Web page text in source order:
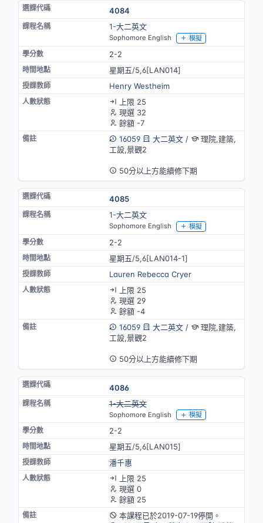
4084
1-大二英文
Sophomore English 模擬
2-2
星期五/5,6[LAN014]
Henry Westheim
上限 25
現選 32
餘額 -7
16059
大二英文/
理院,建築,
工設,景觀2
50分以上方能續修下期
4085
1-大二英文
Sophomore English 模擬
2-2
星期五/5,6[LAN014-1]
Lauren Rebecca Cryer
上限 25
現選 29
餘額 -4
16059
大二英文/
理院,建築,
工設,景觀2
50分以上方能續修下期
4086
1-大二英文
Sophomore English 模擬
2-2
星期五/5,6[LAN015]
潘千惠
上限 25
現選 0
餘額 25
本課程已於2019-07-19停開。